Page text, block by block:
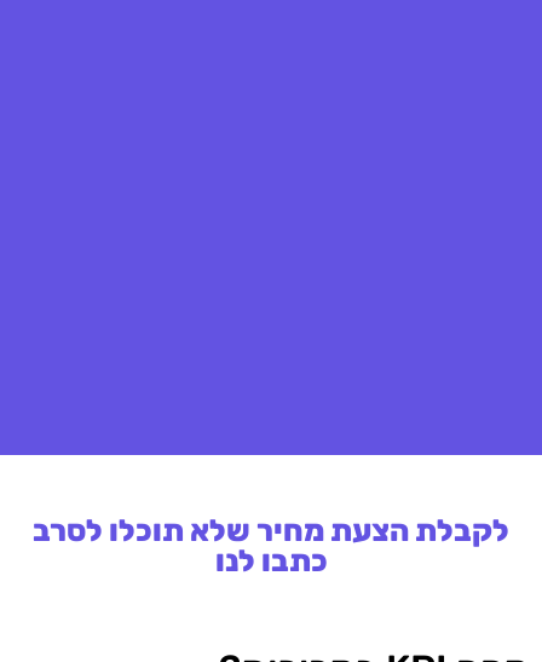
לקבלת הצעת מחיר שלא תוכלו לסרב
כתבו לנו